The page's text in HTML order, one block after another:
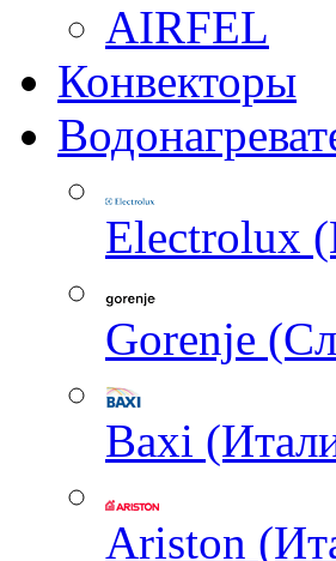
AIRFEL
Конвекторы
Electrolux
Gorenje
Baxi
Ariston